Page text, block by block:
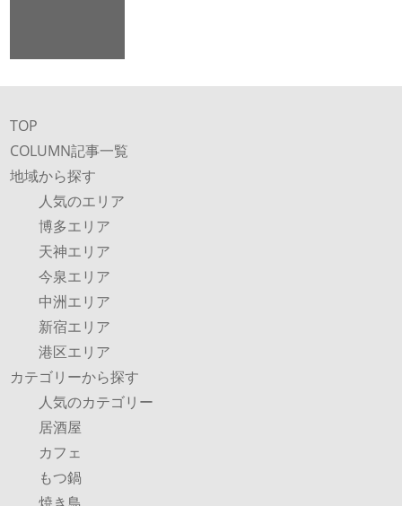
TOP
COLUMN記事一覧
地域から探す
人気のエリア
博多エリア
天神エリア
今泉エリア
中洲エリア
新宿エリア
港区エリア
カテゴリーから探す
人気のカテゴリー
居酒屋
カフェ
もつ鍋